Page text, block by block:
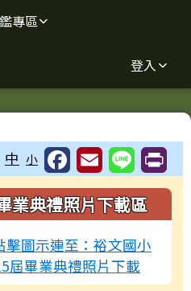
專區
登入
中 小
區域內容
業典禮照片下載區